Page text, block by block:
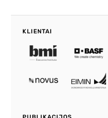
KLIENTAI